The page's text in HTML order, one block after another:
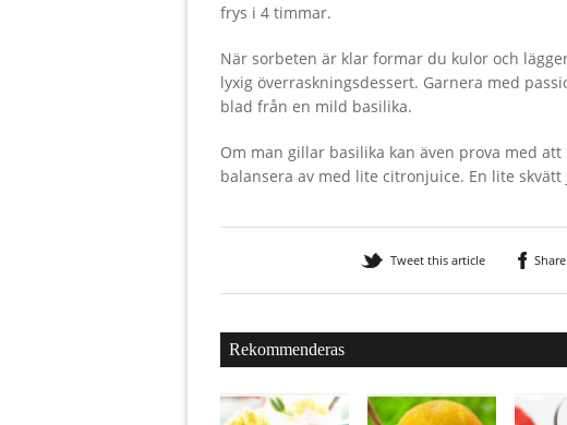
frys i 4 timmar.
När sorbeten är klar formar du kulor och
lyxig överraskningsdessert. Garnera med
blad från en mild basilika.
Om man gillar basilika kan även prova med
balansera av med lite citronjuice. En lite
Tweet this article
Rekommenderas